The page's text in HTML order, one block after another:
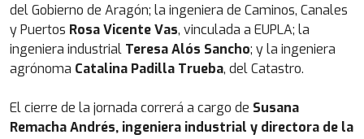
del Gobierno de Aragón; la ingeniera de Caminos, Canales
y Puertos Rosa Vicente Vas, vinculada a EUPLA; la
ingeniera industrial Teresa Alós Sancho; y la ingeniera
agrónoma Catalina Padilla Trueba, del Catastro.
El cierre de la jornada correrá a cargo de Susana
Remacha Andrés, ingeniera industrial y directora de la